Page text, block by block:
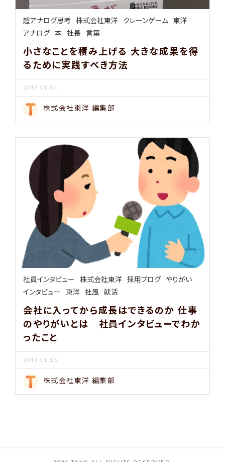
超アナログ思考 株式会社東洋 クレーンゲーム 東洋
アナログ 本 社長 言葉
小さなことを積み上げる 大きな成果を得
るために実践すべき方法
2019.01.14
株式会社東洋 編集部
社員インタビュー 株式会社東洋 採用ブログ やりがい
インタビュー 東洋 社風 就活
会社に入ってから成長はできるのか 仕事
のやりがいとは 社員インタビューでわか
ったこと
2019.01.13
株式会社東洋 編集部